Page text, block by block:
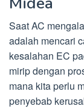
Saat AC
adalah mencari
kesalahan EC
mirip dengan
mana kita perlu
penyebab